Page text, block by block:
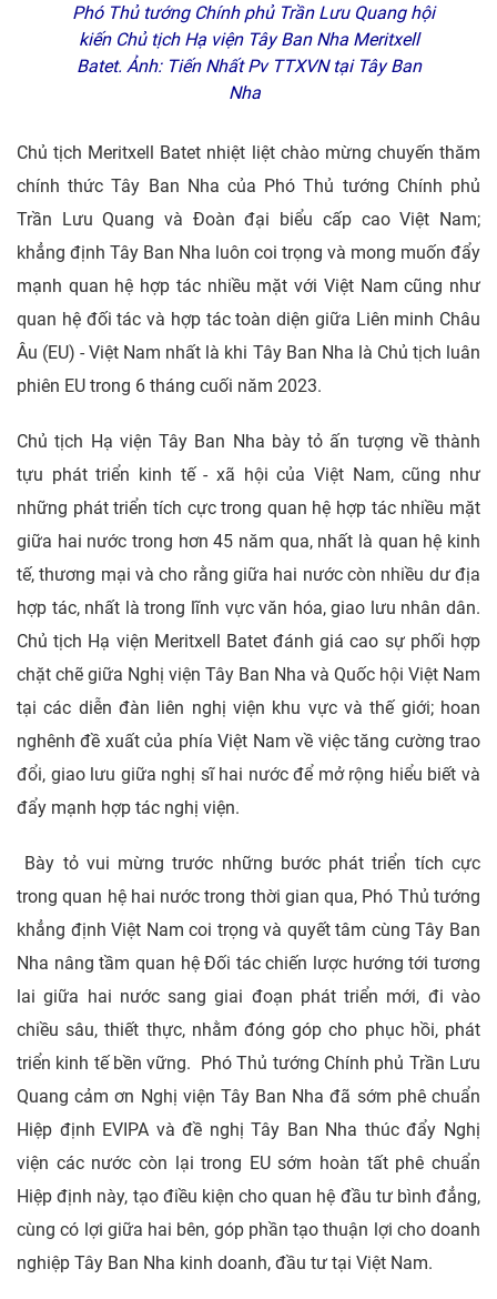
Phó Thủ tướng Chính phủ Trần Lưu Quang hội
kiến Chủ tịch Hạ viện Tây Ban Nha Meritxell
Batet. Ảnh: Tiến Nhất Pv TTXVN tại Tây Ban
Nha
Chủ tịch Meritxell Batet nhiệt liệt chào mừng chuyến thăm
chính thức Tây Ban Nha của Phó Thủ tướng Chính phủ
Trần Lưu Quang và Đoàn đại biểu cấp cao Việt Nam;
khẳng định Tây Ban Nha luôn coi trọng và mong muốn đẩy
mạnh quan hệ hợp tác nhiều mặt với Việt Nam cũng như
quan hệ đối tác và hợp tác toàn diện giữa Liên minh Châu
Âu (EU) - Việt Nam nhất là khi Tây Ban Nha là Chủ tịch luân
phiên EU trong 6 tháng cuối năm 2023.
Chủ tịch Hạ viện Tây Ban Nha bày tỏ ấn tượng về thành
tựu phát triển kinh tế - xã hội của Việt Nam, cũng như
những phát triển tích cực trong quan hệ hợp tác nhiều mặt
giữa hai nước trong hơn 45 năm qua, nhất là quan hệ kinh
tế, thương mại và cho rằng giữa hai nước còn nhiều dư địa
hợp tác, nhất là trong lĩnh vực văn hóa, giao lưu nhân dân.
Chủ tịch Hạ viện Meritxell Batet đánh giá cao sự phối hợp
chặt chẽ giữa Nghị viện Tây Ban Nha và Quốc hội Việt Nam
tại các diễn đàn liên nghị viện khu vực và thế giới; hoan
nghênh đề xuất của phía Việt Nam về việc tăng cường trao
đổi, giao lưu giữa nghị sĩ hai nước để mở rộng hiểu biết và
đẩy mạnh hợp tác nghị viện.
Bày tỏ vui mừng trước những bước phát triển tích cực
trong quan hệ hai nước trong thời gian qua, Phó Thủ tướng
khẳng định Việt Nam coi trọng và quyết tâm cùng Tây Ban
Nha nâng tầm quan hệ Đối tác chiến lược hướng tới tương
lai giữa hai nước sang giai đoạn phát triển mới, đi vào
chiều sâu, thiết thực, nhằm đóng góp cho phục hồi, phát
triển kinh tế bền vững. Phó Thủ tướng Chính phủ Trần Lưu
Quang cảm ơn Nghị viện Tây Ban Nha đã sớm phê chuẩn
Hiệp định EVIPA và đề nghị Tây Ban Nha thúc đẩy Nghị
viện các nước còn lại trong EU sớm hoàn tất phê chuẩn
Hiệp định này, tạo điều kiện cho quan hệ đầu tư bình đẳng,
cùng có lợi giữa hai bên, góp phần tạo thuận lợi cho doanh
nghiệp Tây Ban Nha kinh doanh, đầu tư tại Việt Nam.